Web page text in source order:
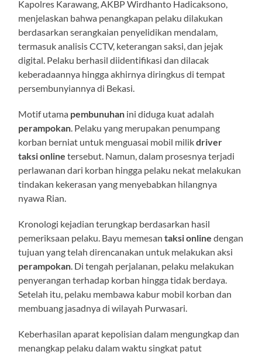
Kapolres Karawang, AKBP Wirdhanto Hadicaksono,
menjelaskan bahwa penangkapan pelaku dilakukan
berdasarkan serangkaian penyelidikan mendalam,
termasuk analisis CCTV, keterangan saksi, dan jejak
digital. Pelaku berhasil diidentifikasi dan dilacak
keberadaannya hingga akhirnya diringkus di tempat
persembunyiannya di Bekasi.
Motif utama pembunuhan ini diduga kuat adalah
perampokan. Pelaku yang merupakan penumpang
korban berniat untuk menguasai mobil milikdriver
taksi online tersebut. Namun, dalam prosesnya terjadi
perlawanan dari korban hingga pelaku nekat melakukan
tindakan kekerasan yang menyebabkan hilangnya
nyawa Rian.
Kronologi kejadian terungkap berdasarkan hasil
pemeriksaan pelaku. Bayu memesantaksi online dengan
tujuan yang telah direncanakan untuk melakukan aksi
perampokan. Di tengah perjalanan, pelaku melakukan
penyerangan terhadap korban hingga tidak berdaya.
Setelah itu, pelaku membawa kabur mobil korban dan
membuang jasadnya di wilayah Purwasari.
Keberhasilan aparat kepolisian dalam mengungkap dan
menangkap pelaku dalam waktu singkat patut